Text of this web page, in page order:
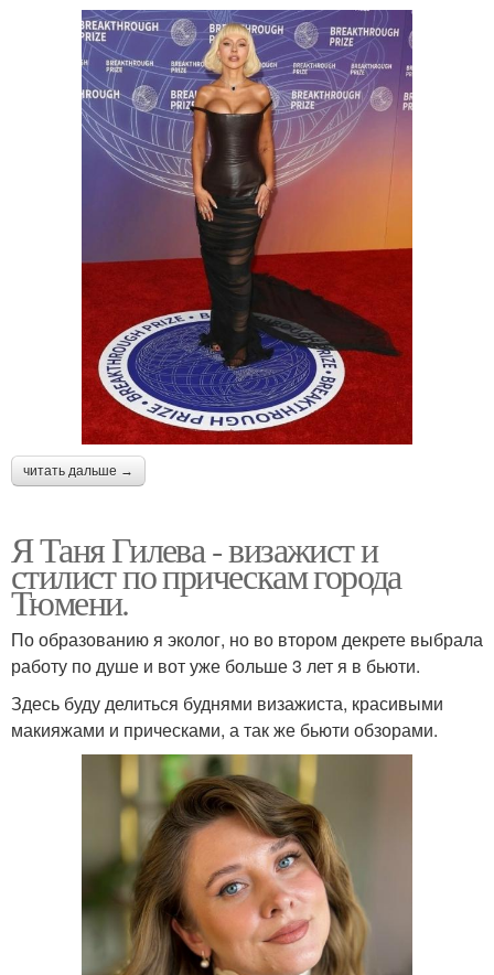
читать дальше →
Я Таня Гилева - визажист и
стилист по прическам города
Тюмени.
По образованию я эколог, но во втором декрете выбрала
работу по душе и вот уже больше 3 лет я в бьюти.
Здесь буду делиться буднями визажиста, красивыми
макияжами и прическами, а так же бьюти обзорами.